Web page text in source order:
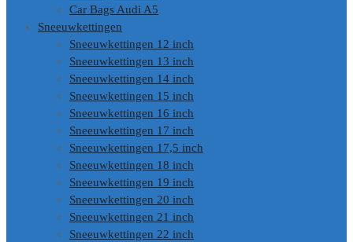
Car Bags Audi A5
Sneeuwkettingen
Sneeuwkettingen 12 inch
Sneeuwkettingen 13 inch
Sneeuwkettingen 14 inch
Sneeuwkettingen 15 inch
Sneeuwkettingen 16 inch
Sneeuwkettingen 17 inch
Sneeuwkettingen 17,5 inch
Sneeuwkettingen 18 inch
Sneeuwkettingen 19 inch
Sneeuwkettingen 20 inch
Sneeuwkettingen 21 inch
Sneeuwkettingen 22 inch